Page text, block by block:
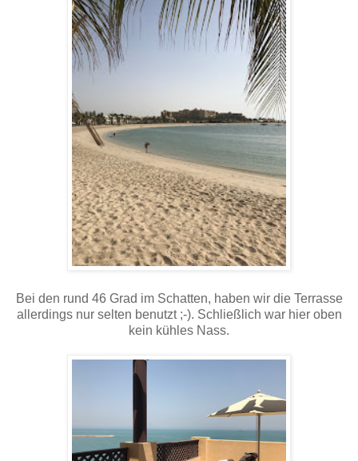
Bei den rund 46 Grad im Schatten, haben wir die Terrasse
allerdings nur selten benutzt ;-). Schließlich war hier oben
kein kühles Nass.